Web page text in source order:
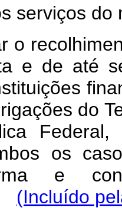
serviços do
o
e de até
do
os
e
(Incluído